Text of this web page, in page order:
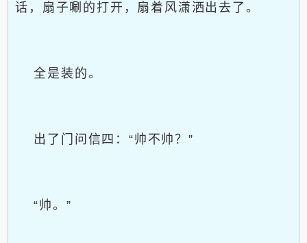
话，扇子唰的打开，扇着风潇洒出去了。
全是装的。
出了门问信四：“帅不帅？”
“帅。”